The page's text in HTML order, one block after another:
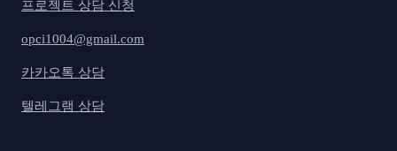
프로젝트 상담 신청
opci1004@gmail.com
카카오톡 상담
텔레그램 상담